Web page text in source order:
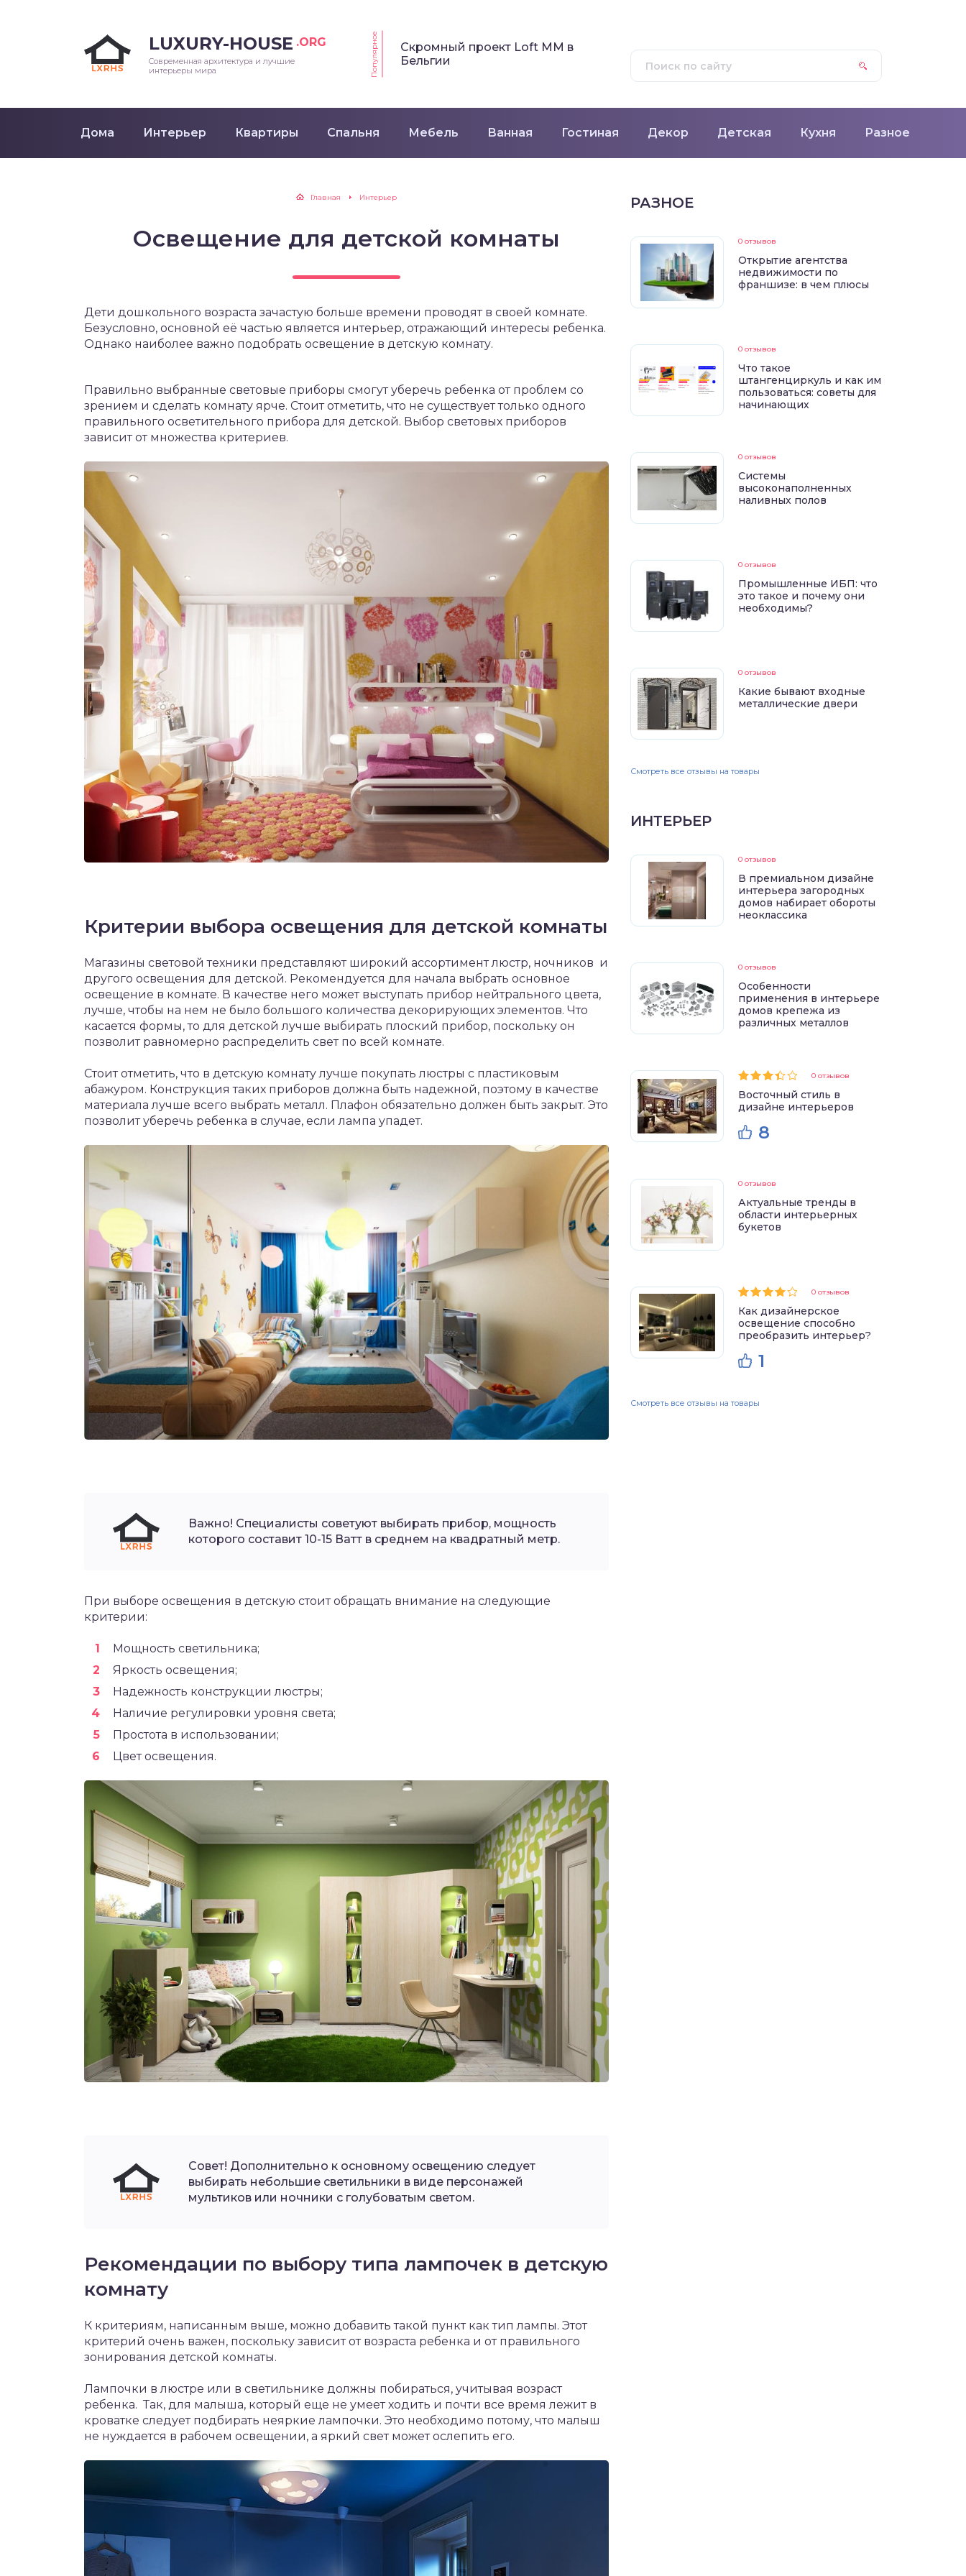
LUXURY-HOUSE .ORG
Современная архитектура и лучшие
интерьеры мира
Популярное
Скромный проект Loft MM в
Бельгии
Дома Интерьер Квартиры Спальня Мебель Ванная Гостиная Декор Детская Кухня Разное
Главная Интерьер
Освещение для детской комнаты
Дети дошкольного возраста зачастую больше времени проводят в своей комнате.
Безусловно, основной её частью является интерьер, отражающий интересы ребенка.
Однако наиболее важно подобрать освещение в детскую комнату.
Правильно выбранные световые приборы смогут уберечь ребенка от проблем со
зрением и сделать комнату ярче. Стоит отметить, что не существует только одного
правильного осветительного прибора для детской. Выбор световых приборов
зависит от множества критериев.
Критерии выбора освещения для детской комнаты
Магазины световой техники представляют широкий ассортимент люстр, ночников и
другого освещения для детской. Рекомендуется для начала выбрать основное
освещение в комнате. В качестве него может выступать прибор нейтрального цвета,
лучше, чтобы на нем не было большого количества декорирующих элементов. Что
касается формы, то для детской лучше выбирать плоский прибор, поскольку он
позволит равномерно распределить свет по всей комнате.
Стоит отметить, что в детскую комнату лучше покупать люстры с пластиковым
абажуром. Конструкция таких приборов должна быть надежной, поэтому в качестве
материала лучше всего выбрать металл. Плафон обязательно должен быть закрыт. Это
позволит уберечь ребенка в случае, если лампа упадет.
Важно! Специалисты советуют выбирать прибор, мощность
которого составит 10-15 Ватт в среднем на квадратный метр.
При выборе освещения в детскую стоит обращать внимание на следующие
критерии:
Мощность светильника;
Яркость освещения;
Надежность конструкции люстры;
Наличие регулировки уровня света;
Простота в использовании;
Цвет освещения.
Совет! Дополнительно к основному освещению следует
выбирать небольшие светильники в виде персонажей
мультиков или ночники с голубоватым светом.
Рекомендации по выбору типа лампочек в детскую
комнату
К критериям, написанным выше, можно добавить такой пункт как тип лампы. Этот
критерий очень важен, поскольку зависит от возраста ребенка и от правильного
зонирования детской комнаты.
Лампочки в люстре или в светильнике должны побираться, учитывая возраст
ребенка. Так, для малыша, который еще не умеет ходить и почти все время лежит в
кроватке следует подбирать неяркие лампочки. Это необходимо потому, что малыш
не нуждается в рабочем освещении, а яркий свет может ослепить его.
РАЗНОЕ
0 отзывов
Открытие агентства
недвижимости по
франшизе: в чем плюсы
0 отзывов
Что такое
штангенциркуль и как им
пользоваться: советы для
начинающих
0 отзывов
Системы
высоконаполненных
наливных полов
0 отзывов
Промышленные ИБП: что
это такое и почему они
необходимы?
0 отзывов
Какие бывают входные
металлические двери
Смотреть все отзывы на товары
ИНТЕРЬЕР
0 отзывов
В премиальном дизайне
интерьера загородных
домов набирает обороты
неоклассика
0 отзывов
Особенности
применения в интерьере
домов крепежа из
различных металлов
0 отзывов
Восточный стиль в
дизайне интерьеров
8
0 отзывов
Актуальные тренды в
области интерьерных
букетов
0 отзывов
Как дизайнерское
освещение способно
преобразить интерьер?
1
Смотреть все отзывы на товары